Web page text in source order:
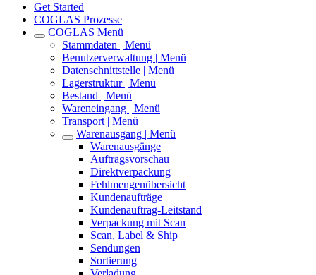
Get Started
COGLAS Prozesse
COGLAS Menü
Stammdaten | Menü
Benutzerverwaltung | Menü
Datenschnittstelle | Menü
Lagerstruktur | Menü
Bestand | Menü
Wareneingang | Menü
Transport | Menü
Warenausgang | Menü
Warenausgänge
Auftragsvorschau
Direktverpackung
Fehlmengenübersicht
Kundenaufträge
Kundenauftrag-Leitstand
Verpackung mit Scan
Scan, Label & Ship
Sendungen
Sortierung